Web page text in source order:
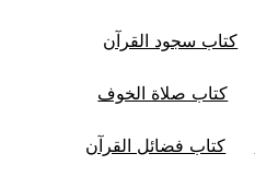
كتاب سجود القرآن
كتاب صلاة الخوف
كتاب فضائل القرآن